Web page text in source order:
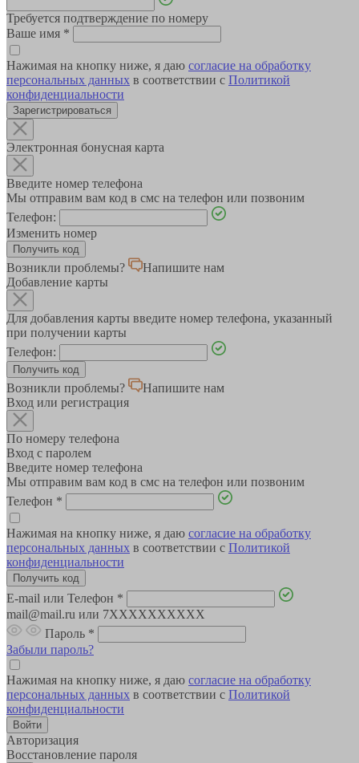
Требуется подтверждение по номеру
Ваше имя *
Нажимая на кнопку ниже, я даю согласие на обработку
персональных данных в соответствии с Политикой
конфиденциальности
Зарегистрироваться
Электронная бонусная карта
Введите номер телефона
Мы отправим вам код в смс на телефон или позвоним
Телефон:
Изменить номер
Возникли проблемы?
Напишите нам
Добавление карты
Для добавления карты введите номер телефона, указанный
при получении карты
Телефон:
Возникли проблемы?
Напишите нам
Вход или регистрация
По номеру телефона
Вход с паролем
Введите номер телефона
Мы отправим вам код в смс на телефон или позвоним
Телефон *
Нажимая на кнопку ниже, я даю согласие на обработку
персональных данных в соответствии с Политикой
конфиденциальности
E-mail или Телефон *
mail@mail.ru или 7XXXXXXXXXX
Пароль *
Забыли пароль?
Нажимая на кнопку ниже, я даю согласие на обработку
персональных данных в соответствии с Политикой
конфиденциальности
Авторизация
Восстановление пароля